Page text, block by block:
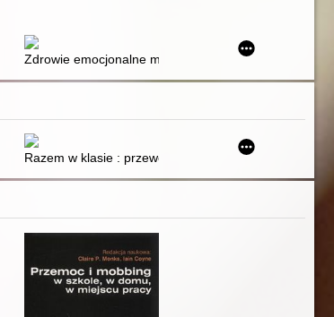
dziecka
Zdrowie emocjonalne młodzieży
o dobrostan
pro cinnosti, dezinformaciu, multikulturalizm ta
Razem w klasie : przewodnik dla szkół : jak